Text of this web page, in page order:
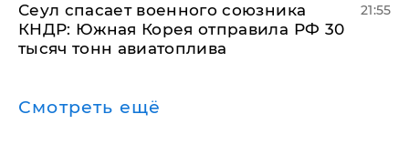
​Сеул спасает военного союзника
КНДР: Южная Корея отправила РФ 30
тысяч тонн авиатоплива
21:55
Смотреть ещё